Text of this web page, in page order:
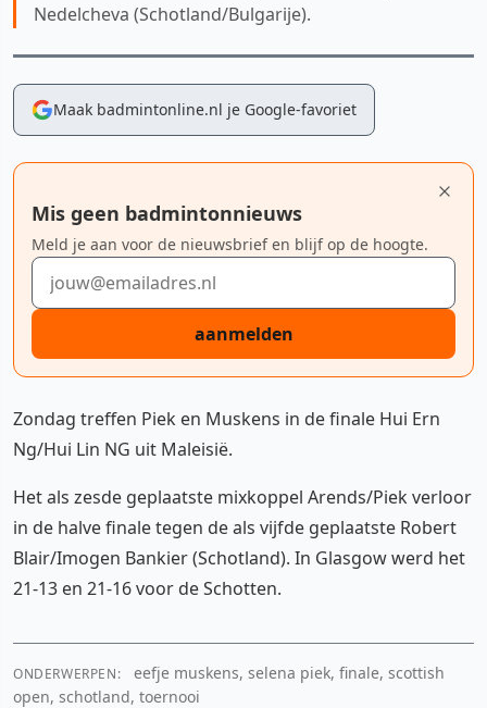
Nedelcheva (Schotland/Bulgarije).
Maak badmintonline.nl je Google-favoriet
Mis geen badmintonnieuws
Meld je aan voor de nieuwsbrief en blijf op de hoogte.
E-mailadres
aanmelden
Zondag treffen Piek en Muskens in de finale Hui Ern
Ng/Hui Lin NG uit Maleisië.
Het als zesde geplaatste mixkoppel Arends/Piek verloor
in de halve finale tegen de als vijfde geplaatste Robert
Blair/Imogen Bankier (Schotland). In Glasgow werd het
21-13 en 21-16 voor de Schotten.
ONDERWERPEN:
eefje muskens, selena piek, finale, scottish
open, schotland, toernooi